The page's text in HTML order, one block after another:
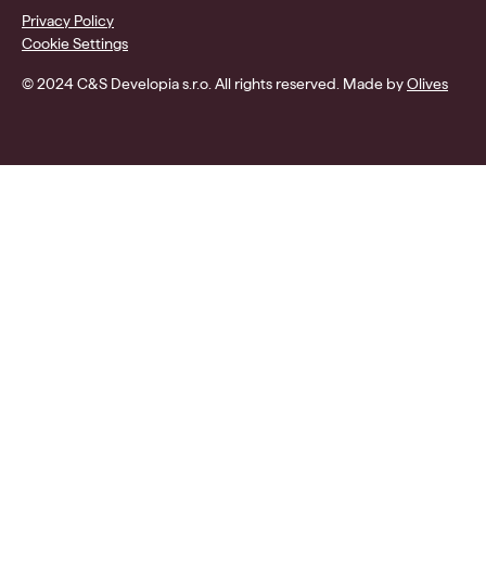
© 2024 C&S Developia s.r.o. All rights reserved. Made byOlives
Privacy Policy
Cookie Settings